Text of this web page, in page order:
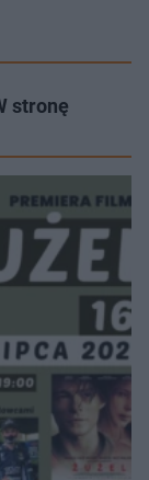
stronę